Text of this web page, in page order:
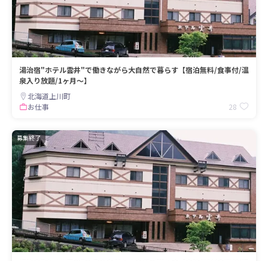
湯治宿"ホテル雲井"で働きながら大自然で暮らす【宿泊無料/食事付/温
泉入り放題/1ヶ月〜】
北海道上川町
お仕事
28
募集終了